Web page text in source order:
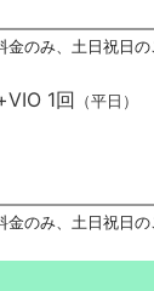
金のみ、土日祝日
1回 （平日）
金のみ、土日祝日